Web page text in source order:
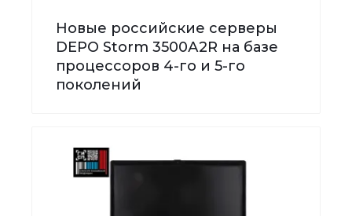
Новые российские серверы
DEPO Storm 3500А2R на базе
процессоров 4-го и 5-го
поколений